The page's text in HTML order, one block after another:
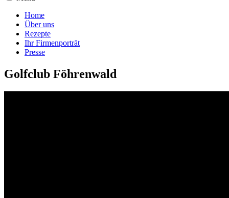
Home
Über uns
Rezepte
Ihr Firmenporträt
Presse
Golfclub Föhrenwald